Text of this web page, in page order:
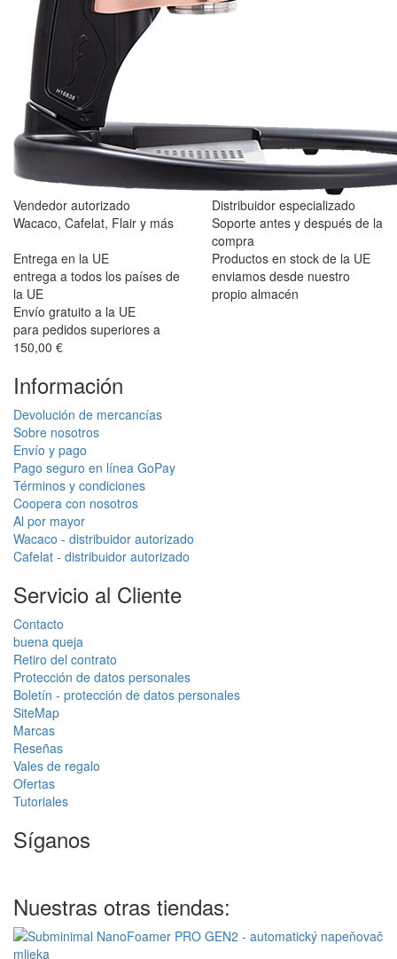
Vendedor autorizado
Wacaco, Cafelat, Flair y más
Distribuidor especializado
Soporte antes y después de la
compra
Entrega en la UE
entrega a todos los países de
la UE
Productos en stock de la UE
enviamos desde nuestro
propio almacén
Envío gratuito a la UE
para pedidos superiores a
150,00 €
Información
Devolución de mercancías
Sobre nosotros
Envío y pago
Pago seguro en línea GoPay
Términos y condiciones
Coopera con nosotros
Al por mayor
Wacaco - distribuidor autorizado
Cafelat - distribuidor autorizado
Servicio al Cliente
Contacto
buena queja
Retiro del contrato
Protección de datos personales
Boletín - protección de datos personales
SiteMap
Marcas
Reseñas
Vales de regalo
Ofertas
Tutoriales
Síganos
Nuestras otras tiendas: